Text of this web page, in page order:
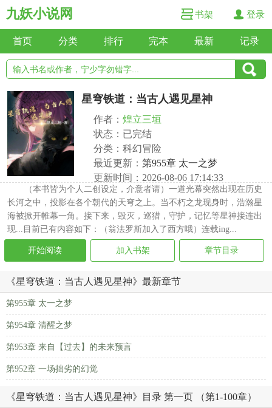
九妖小说网 书架 登录
首页 分类 排行 完本 最新 记录
星穹铁道：当古人遇见星神
作者： 煌立三垣
状态：已完结
分类：科幻冒险
最近更新： 第955章 太一之梦
更新时间：2026-08-06 17:14:33
（本书皆为个人二创设定，介意者请）一道光幕突然出现在历史
长河之中，投影在各个朝代的天穹之上。当不朽之龙现身时，浩瀚星
海被掀开帷幕一角。接下来，毁灭，巡猎，守护，记忆等星神接连出
现...目前已有内容如下：（翁法罗斯加入了西方哦）连载ing...
开始阅读 加入书架 章节目录
《星穹铁道：当古人遇见星神》最新章节
第955章 太一之梦
第954章 清醒之梦
第953章 来自【过去】的未来预言
第952章 一场拙劣的幻觉
《星穹铁道：当古人遇见星神》目录 第一页 （第1-100章）